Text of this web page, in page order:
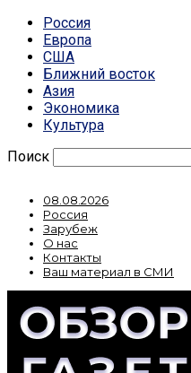
Россия
Европа
США
Ближний восток
Азия
Экономика
Культура
Поиск
08.08.2026
Россия
Зарубеж
О нас
Контакты
Ваш материал в СМИ